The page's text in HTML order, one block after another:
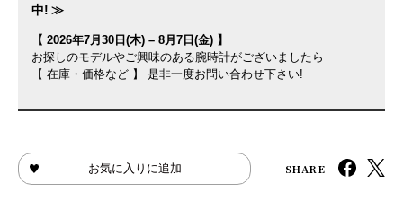
中! ≫
【 2026年7月30日(木) – 8月7日(金) 】
お探しのモデルやご興味のある腕時計がございましたら
【 在庫・価格など 】 是非一度お問い合わせ下さい!
お気に入りに追加 SHARE